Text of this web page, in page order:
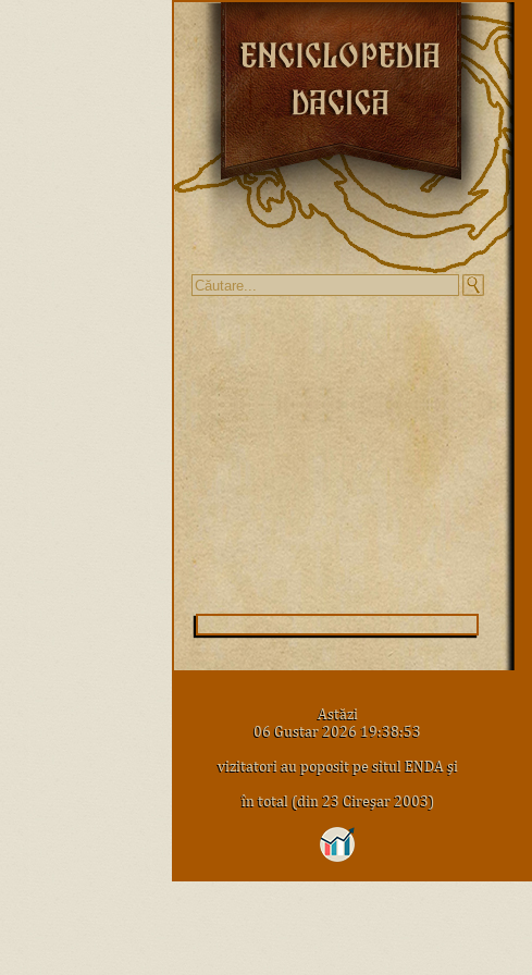
Astăzi
06 Gustar 2026 19:38:53
vizitatori au poposit pe situl ENDA şi
în total (din 23 Cireşar 2003)